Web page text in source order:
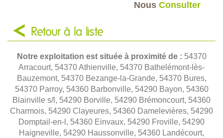
Nous Consulter
Retour à la liste
Notre exploitation est située à proximité de : 54370
Arracourt, 54370 Athienville, 54370 Bathelémont-lès-
Bauzemont, 54370 Bezange-la-Grande, 54370 Bures,
54370 Parroy, 54360 Barbonville, 54290 Bayon, 54360
Blainville s/l, 54290 Borville, 54290 Brémoncourt, 54360
Charmois, 54290 Clayeures, 54360 Damelevières, 54290
Domptail-en-l, 54360 Einvaux, 54290 Froville, 54290
Haigneville, 54290 Haussonville, 54360 Landécourt,